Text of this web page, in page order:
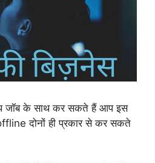
जॉब के साथ कर सकते हैं आप इस
दोनों ही प्रकार से कर सकते